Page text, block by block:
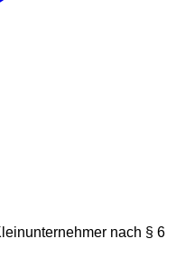
nach § 6